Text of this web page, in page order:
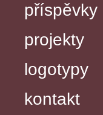
příspěvky
projekty
logotypy
kontakt